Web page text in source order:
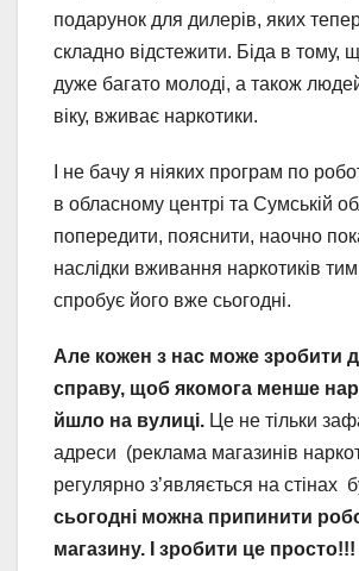
подарунок для дилерів, яких
складно відстежити. Біда в тому,
дуже багато молоді, а також
віку, вживає наркотики.
І не бачу я ніяких програм по
в обласному центрі та Сумській
попередити, пояснити, наочно
наслідки вживання наркотиків
спробує його вже сьогодні.
Але кожен з нас може зробити
справу, щоб якомога менше
йшло на вулиці. Це не тільки
адреси (реклама магазинів
регулярно з’являється на стінах
сьогодні можна припинити
магазину. І зробити це просто!!!